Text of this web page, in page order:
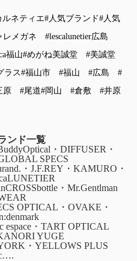
ルネティエ#人気ブランド#人気
レメガネ
#lescalunetier広島
福山#めがね美誠堂
#美誠堂
ラス#福山市 #福山 #広島
#
原 #尾道#岡山 #倉敷 #井原
ンド一覧
・DIFFUSER・
SPECS
・J.F.REY・KAMURO・
・Mr.Gentlman
OPTICAL・OVAKE・
espace・TART OPTICAL
YUGE
・YELLOWS PLUS